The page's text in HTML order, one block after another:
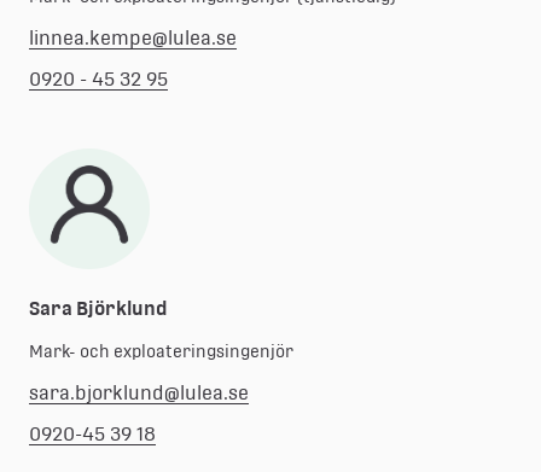
linnea.kempe@lulea.se
0920 - 45 32 95
Sara Björklund
Mark- och exploateringsingenjör
sara.bjorklund@lulea.se
0920-45 39 18